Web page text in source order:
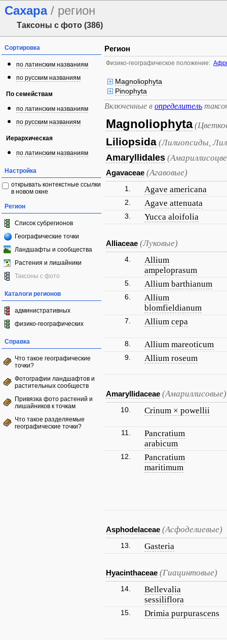
Сахара/ регион
Таксоны с фото (386)
Сортировка
по латинским названиям
по русским названиям
По семействам
по латинским названиям
по русским названиям
Иерархическая
по латинским названиям
Настройка
открывать контекстные ссылки
в новом окне
Регион
Список субрегионов
Географические точки
Ландшафты и сообщества
Растения и лишайники
Таксоны с фото
Каталоги регионов
административных
физико-географических
Справка
Что такое географические
точки?
Фотографии ландшафтов и
растительных сообществ
Привязка фото растений и
лишайников к точкам
Что такое разделяемые
географические точки?
Регион
Физико-географическое положение:
Magnoliophyta
Pinophyta
Включенные в определитель
Magnoliophyta
Liliopsida (Лилиопсиды,
Amaryllidales
Agavaceae (Агавовые)
1. Agave americana
2. Agave attenuata
3. Yucca aloifolia
Alliaceae (Луковые)
4.
Allium
ampeloprasum
5. Allium barthianum
6.
Allium
blomfieldianum
7. Allium cepa
8. Allium mareoticum
9. Allium roseum
Amaryllidaceae (Амариллисовые)
10. Crinum × powellii
11.
Pancratium
arabicum
12.
Pancratium
maritimum
Asphodelaceae (Асфоделиевые)
13. Gasteria
Hyacinthaceae (Гиацинтовые)
14.
Bellevalia
sessiliflora
15. Drimia purpurascens